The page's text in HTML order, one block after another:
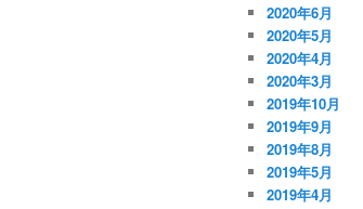
2020年6月
2020年5月
2020年4月
2020年3月
2019年10月
2019年9月
2019年8月
2019年5月
2019年4月